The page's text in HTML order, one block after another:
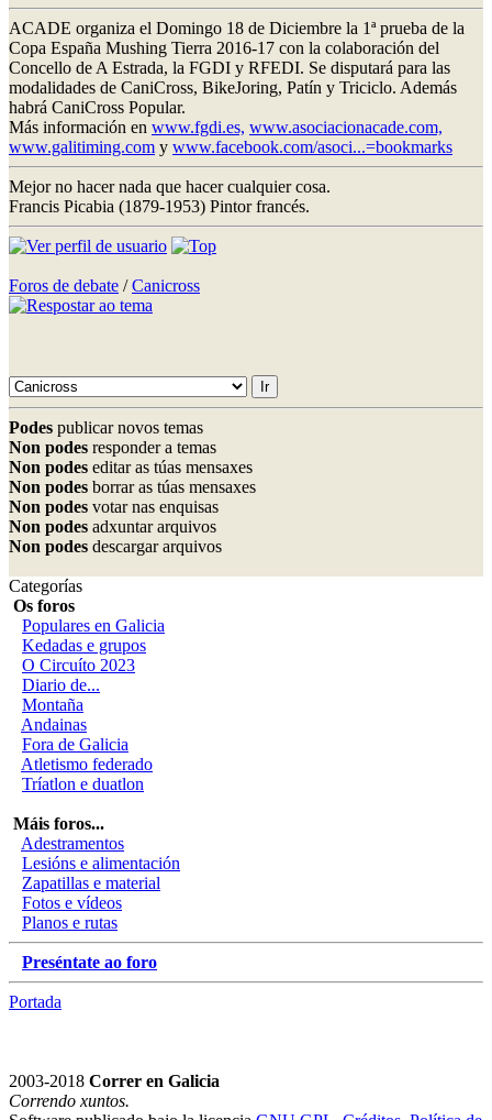
ACADE organiza el Domingo 18 de Diciembre la 1ª prueba de la
Copa España Mushing Tierra 2016-17 con la colaboración del
Concello de A Estrada, la FGDI y RFEDI. Se disputará para las
modalidades de CaniCross, BikeJoring, Patín y Triciclo. Además
habrá CaniCross Popular.
Más información en www.fgdi.es, www.asociacionacade.com,
www.galitiming.com y www.facebook.com/asoci...=bookmarks
Mejor no hacer nada que hacer cualquier cosa.
Francis Picabia (1879-1953) Pintor francés.
Foros de debate /Canicross
Podes publicar novos temas
Non podes responder a temas
Non podes editar as túas mensaxes
Non podes borrar as túas mensaxes
Non podes votar nas enquisas
Non podes adxuntar arquivos
Non podes descargar arquivos
Categorías
Os foros
Populares en Galicia
Kedadas e grupos
O Circuíto 2023
Diario de...
Montaña
Andainas
Fora de Galicia
Atletismo federado
Tríatlon e duatlon
Máis foros...
Adestramentos
Lesións e alimentación
Zapatillas e material
Fotos e vídeos
Planos e rutas
Preséntate ao foro
Portada
2003-2018 Correr en Galicia
Correndo xuntos.